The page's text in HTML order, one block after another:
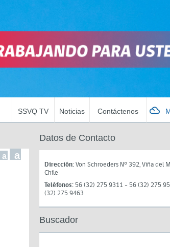
SSVQ TV Noticias Contáctenos
a a
Datos de Contacto
Dirección:Von Schroeders N° 392, Viña del
Chile
Teléfonos: 56 (32) 275 9311 - 56 (32) 275
(32) 275 9463
Buscador